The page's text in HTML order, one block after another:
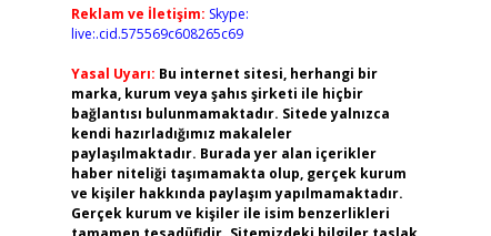
Reklam ve İletişim: Skype:
live:.cid.575569c608265c69
Yasal Uyarı: Bu internet sitesi, herhangi bir
marka, kurum veya şahıs şirketi ile hiçbir
bağlantısı bulunmamaktadır. Sitede yalnızca
kendi hazırladığımız makaleler
paylaşılmaktadır. Burada yer alan içerikler
haber niteliği taşımamakta olup, gerçek kurum
ve kişiler hakkında paylaşım yapılmamaktadır.
Gerçek kurum ve kişiler ile isim benzerlikleri